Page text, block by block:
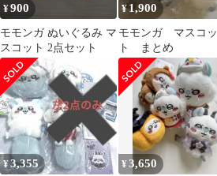
¥900
モモンガ ぬいぐるみ マ
スコット 2点セット
¥1,900
モモンガ マスコッ
ト まとめ
¥3,355 ¥3,650